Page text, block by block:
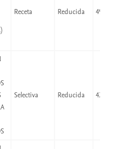
Receta Reducida 49,97
Selectiva Reducida 42,07